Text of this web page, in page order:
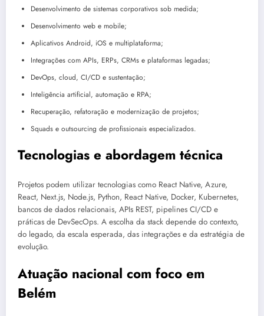
Desenvolvimento de sistemas corporativos sob medida;
Desenvolvimento web e mobile;
Aplicativos Android, iOS e multiplataforma;
Integrações com APIs, ERPs, CRMs e plataformas legadas;
DevOps, cloud, CI/CD e sustentação;
Inteligência artificial, automação e RPA;
Recuperação, refatoração e modernização de projetos;
Squads e outsourcing de profissionais especializados.
Tecnologias e abordagem técnica
Projetos podem utilizar tecnologias como React Native, Azure,
React, Next.js, Node.js, Python, React Native, Docker, Kubernetes,
bancos de dados relacionais, APIs REST, pipelines CI/CD e
práticas de DevSecOps. A escolha da stack depende do contexto,
do legado, da escala esperada, das integrações e da estratégia de
evolução.
Atuação nacional com foco em
Belém